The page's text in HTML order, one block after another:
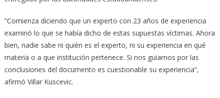
“Comienza diciendo que un experto con 23 años de experiencia
examinó lo que se había dicho de estas supuestas víctimas. Ahora
bien, nadie sabe ni quién es el experto, ni su experiencia en qué
materia o a que institución pertenece. Si nos guiamos por las
conclusiones del documento es cuestionable su experiencia”,
afirmó Villar Kuscevic.